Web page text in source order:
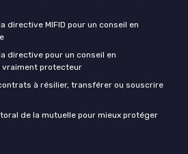
directive MIFID pour un conseil en
directive pour un conseil en
protecteur
à résilier, transférer ou souscrire
de la mutuelle pour mieux protéger